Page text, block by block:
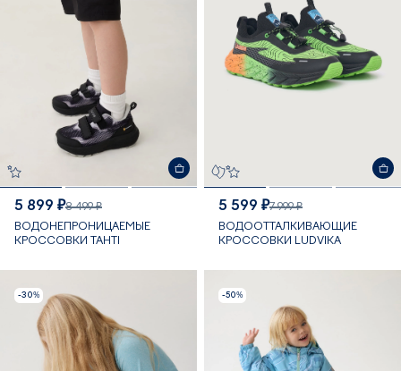
5 899 ₽8 499 ₽
ВОДОНЕПРОНИЦАЕМЫЕ
КРОССОВКИ TAHTI
5 599 ₽7 999 ₽
ВОДООТТАЛКИВАЮЩИЕ
КРОССОВКИ LUDVIKA
-30% -50%